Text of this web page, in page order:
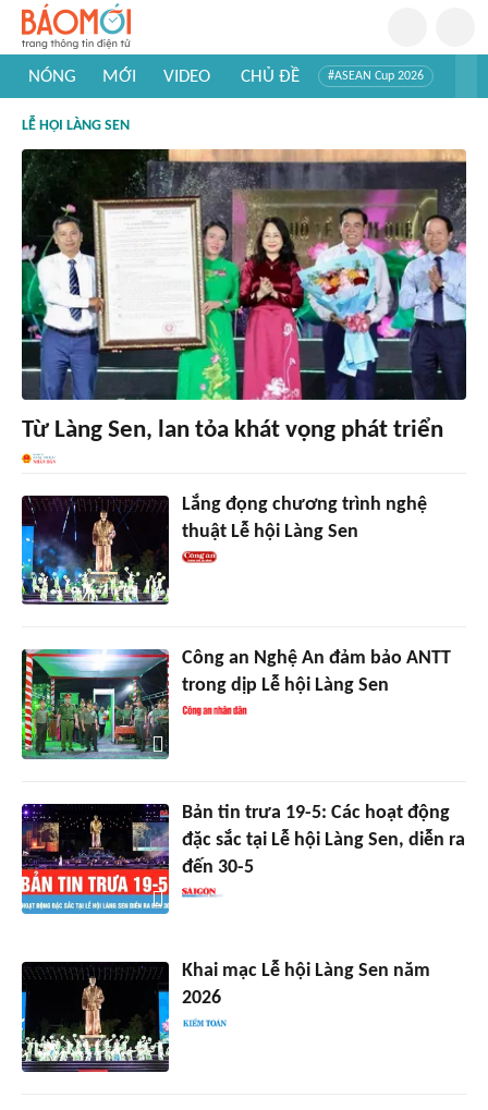
NÓNG MỚI VIDEO CHỦ ĐỀ #ASEAN Cup 2026
#Khám phá thế giới
LỄ HỘI LÀNG SEN
Từ Làng Sen, lan tỏa khát vọng phát triển
Lắng đọng chương trình nghệ
thuật Lễ hội Làng Sen
Công an Nghệ An đảm bảo ANTT
trong dịp Lễ hội Làng Sen
Bản tin trưa 19-5: Các hoạt động
đặc sắc tại Lễ hội Làng Sen, diễn ra
đến 30-5
Khai mạc Lễ hội Làng Sen năm
2026